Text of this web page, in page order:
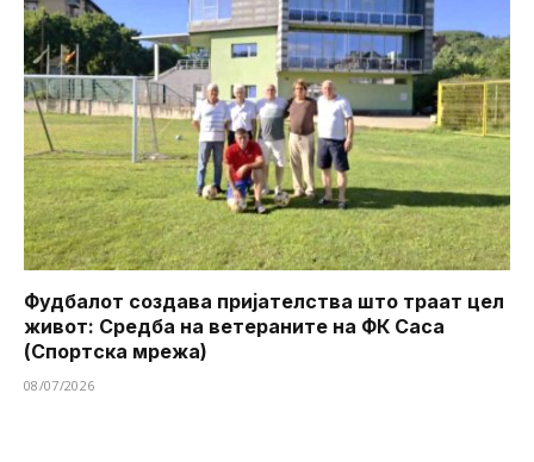
Фудбалот создава пријателства што траат цел
живот: Средба на ветераните на ФК Саса
(Спортска мрежа)
08/07/2026